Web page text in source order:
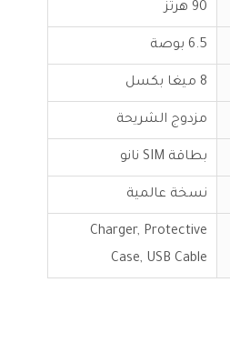
90 هرتز
6.5 بوصة
8 ميغا بكسل
مزدوج الشريحة
بطاقة SIM نانو
نسخة عالمية
Charger, Protective
Case, USB Cable